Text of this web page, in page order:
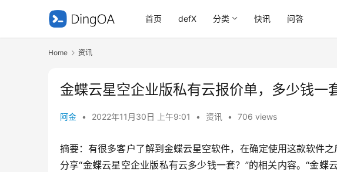
首页 defX 分类 快讯 问答
Home 资讯
金蝶云星空企业版私有云报价单，多少钱一
阿金 • 2022年11月30日 上午9:01 • 资讯 • 706 views
摘要：有很多客户了解到金蝶云星空软件，在确定使用这款软件
分享“金蝶云星空企业版私有云多少钱一套？”的相关内容。“金